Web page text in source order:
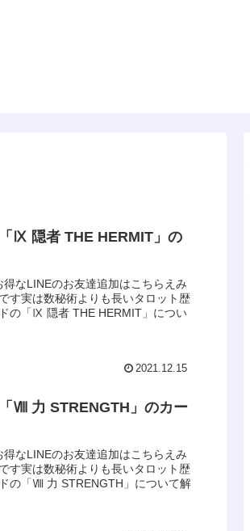
Ⅸ 隠者 THE HERMIT」の
なLINEのお友達追加はこちらえみ
す実は数秘術よりも長いタロット歴
の「Ⅸ 隠者 THE HERMIT」につい
2021.12.15
Ⅷ 力 STRENGTH」のカー
なLINEのお友達追加はこちらえみ
す実は数秘術よりも長いタロット歴
の「Ⅷ 力 STRENGTH」について解